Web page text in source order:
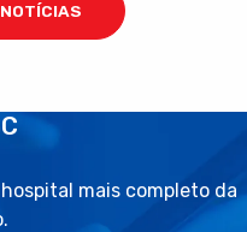
mais completo da